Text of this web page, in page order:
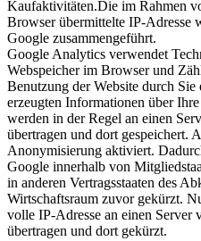
Kaufaktivitäten.Die im Rahmen
Browser übermittelte IP-Adresse
Google zusammengeführt.
Google Analytics verwendet
Webspeicher im Browser und
Benutzung der Website durch
erzeugten Informationen über
werden in der Regel an einen
übertragen und dort gespeichert.
Anonymisierung aktiviert.
Google innerhalb von
in anderen Vertragsstaaten des
Wirtschaftsraum zuvor gekürzt.
volle IP-Adresse an einen Server
übertragen und dort gekürzt.